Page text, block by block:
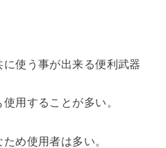
使う事が出来る便利武器
用することが多い。
め使用者は多い。